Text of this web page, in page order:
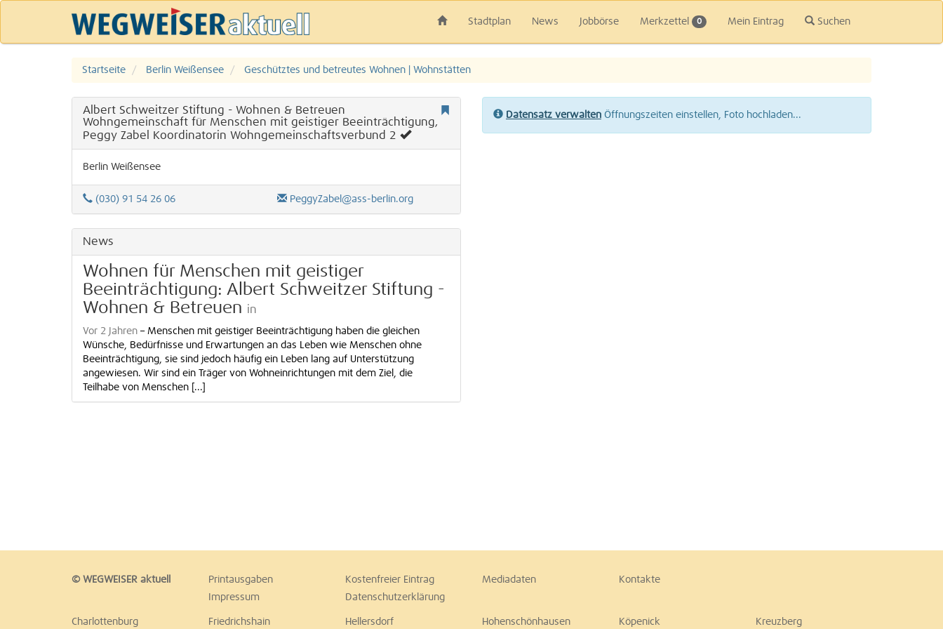
Stadtplan News Jobbörse Merkzettel 0 Mein Eintrag Suchen
Startseite Berlin Weißensee Geschütztes und betreutes Wohnen | Wohnstätten
Albert Schweitzer Stiftung - Wohnen & Betreuen
Wohngemeinschaft für Menschen mit geistiger Beeinträchtigung,
Peggy Zabel Koordinatorin Wohngemeinschaftsverbund 2
Berlin Weißensee
(030) 91 54 26 06 PeggyZabel@ass-berlin.org
News
Wohnen für Menschen mit geistiger
Beeinträchtigung: Albert Schweitzer Stiftung -
Wohnen & Betreuen in
Vor 2 Jahren – Menschen mit geistiger Beeinträchtigung haben die gleichen
Wünsche, Bedürfnisse und Erwartungen an das Leben wie Menschen ohne
Beeinträchtigung, sie sind jedoch häufig ein Leben lang auf Unterstützung
angewiesen. Wir sind ein Träger von Wohneinrichtungen mit dem Ziel, die
Teilhabe von Menschen [...]
Datensatz verwalten Öffnungszeiten einstellen, Foto hochladen...
© WEGWEISER aktuell Printausgaben Kostenfreier Eintrag Mediadaten
Kontakte
Impressum
Datenschutzerklärung
Charlottenburg Friedrichshain Hellersdorf Hohenschönhausen Köpenick Kreuzberg